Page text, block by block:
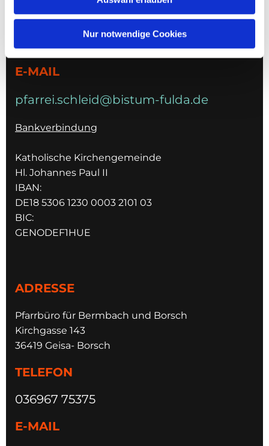
Nur notwendige Cookies
TELEFON
036967 596795
E-MAIL
pfarrei.schleid@bistum-fulda.de
Bankverbindung
Katholische Kirchengemeinde
Hl. Johannes Paul II
IBAN:
DE18 5306 1230 0003 2101 03
BIC:
GENODEF1HUE
ADRESSE
Pfarrbüro für Bermbach und Borsch
Kirchgasse 143
36419 Geisa- Borsch
TELEFON
036967 75375
E-MAIL